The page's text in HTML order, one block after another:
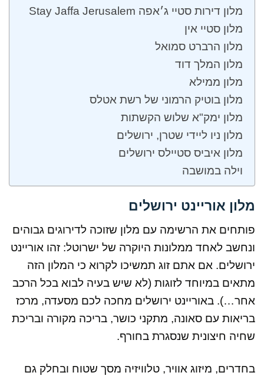
מלון דירות סטיי ג׳אפה Stay Jaffa Jerusalem
מלון סטיי אין
מלון הרברט סמואל
מלון המלך דוד
מלון ממילא
מלון בוטיק הרמוני של רשת אטלס
מלון ימק"א שלוש הקשתות
מלון ניו ליידי שטרן, ירושלים
מלון איביס סטיילס ירושלים
וילה במושבה
מלון אוריינט ירושלים
פותחים את הרשימה עם מלון שזוכה לדירוגים גבוהים
ונחשב לאחד ממלונות היוקרה של ישרוטל: זהו אוריינט
ירושלים. אם אתם זוג תמשיכו לקרוא כי המלון הזה
מתאים במיוחד לזוגות (לא שיש בעיה לבוא בכל הרכב
אחר…). באוריינט ירושלים מחכה לכם מסעדה, מרכז
בריאות עם סאונה, מתקני כושר, בריכה מקורה ובריכת
שחיה חיצונית שנסגרת בחורף.
בחדרים, מיזוג אוויר, טלוויזיה מסך שטוח ובחלק גם